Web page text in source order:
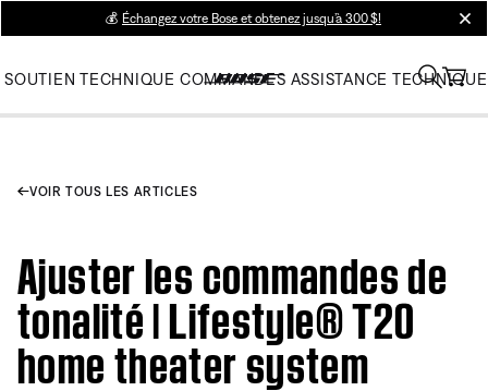
💰 Échangez votre Bose et obtenez jusqu’à 300 $!
SOUTIEN TECHNIQUE COMMANDES ASSISTANCE TECHNIQUE
VOIR TOUS LES ARTICLES
Ajuster les commandes de
tonalité | Lifestyle® T20
home theater system